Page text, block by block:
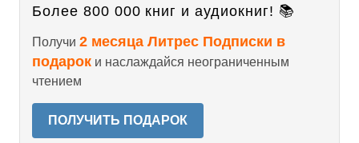
Более 800 000 книг и аудиокниг! 📚
Получи 2 месяца Литрес Подписки в
подарок и наслаждайся неограниченным
чтением
ПОЛУЧИТЬ ПОДАРОК